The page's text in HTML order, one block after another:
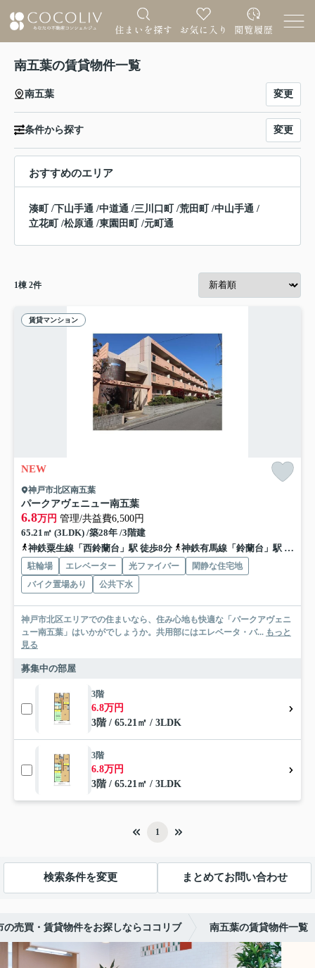
南五葉の賃貸物件一覧
南五葉 変更
条件から探す 変更
おすすめのエリア
湊町/下山手通 /中道通 /三川口町/荒田町/中山手通 /
立花町/松原通 /東園田町/元町通
1棟 2件
賃貸マンション
NEW
神戸市北区南五葉
パークアヴェニュー南五葉
6.8万円 管理/共益費6,500円
65.21㎡ (3LDK) /築28年 /3階建
神鉄粟生線「西鈴蘭台」駅 徒歩8分
神鉄有馬線「鈴蘭台」駅 徒歩13分
駐輪場 エレベーター 光ファイバー
閑静な住宅地
バイク置場あり
公共下水
神戸市北区エリアでの住まいなら、住み心地も快適な「パークアヴェニ
ュー南五葉」はいかがでしょうか。共用部にはエレベータ・バ... もっと
見る
募集中の部屋
3階
6.8万円
3階 / 65.21㎡ / 3LDK
3階
6.8万円
3階 / 65.21㎡ / 3LDK
1
検索条件を変更 まとめてお問い合わせ
の売買・賃貸物件をお探しならココリブ 南五葉の賃貸物件一覧